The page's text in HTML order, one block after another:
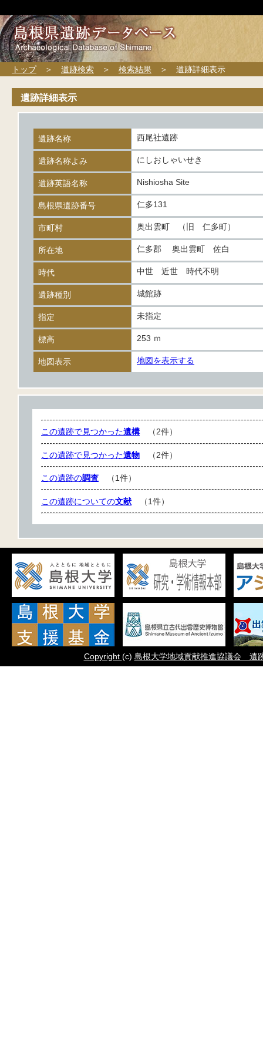
トップ＞ 遺跡検索 ＞ 検索結果 ＞ 遺跡詳細表示
遺跡詳細表示
遺跡名称 西尾社遺跡
遺跡名称よみ にしおしゃいせき
遺跡英語名称 Nishiosha Site
島根県遺跡番号 仁多131
市町村 奥出雲町 （旧 仁多町）
所在地 仁多郡 奥出雲町 佐白
時代 中世 近世 時代不明
遺跡種別 城館跡
指定 未指定
標高 253 ｍ
地図表示 地図を表示する
この遺跡で見つかった遺構（2件）
この遺跡で見つかった遺物 （2件）
この遺跡の調査 （1件）
この遺跡についての文献 （1件）
Copyright (c) 島根大学地域貢献推進協議会 遺